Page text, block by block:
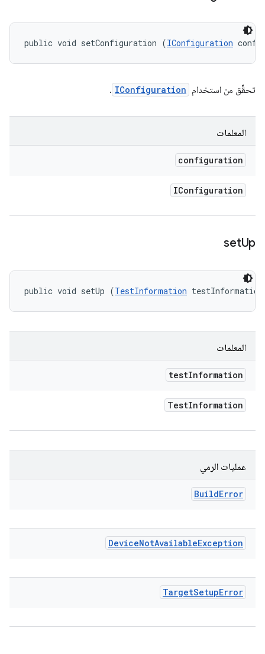
public void setConfiguration (IConfiguration
تحقِّق من استخدام IConfiguration
.
المعلمات
configuration
IConfiguration
setUp
public void setUp (TestInformation
المعلمات
testInformation
TestInformation
عمليات الرمي
BuildError
DeviceNotAvailableException
TargetSetupError